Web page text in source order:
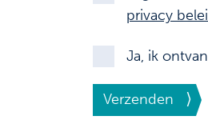
privacy
Ja, ik
Verzenden